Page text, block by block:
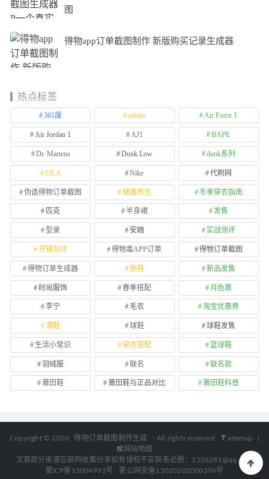
图
得物app订单截图制作 新版购买记录生成器
热点标签
361度 adidas Air Force 1
Air Jordan 1 AJ1 BAPE
Dr. Martens Dunk Low dunk系列
FILA Nike 代刷网
伪造得物订单截图 健康养生 冬季穿衣指南
匹克 半身裙 发售
型录 安踏 实战测评
开箱测评 得物毒APP订单 得物订单截图
得物订单生成器 拖鞋 新品发售
时尚服饰 春季搭配 月色惠
李宁 毛衣 淘宝优惠券
潮鞋 球鞋 球鞋发售
生活小常识 穿衣搭配 篮球鞋
羽绒服 联名 联名款
莆田鞋 莆田鞋与正品对比 莆田鞋科普
Copyright © 2020 得物订单截图制作生成 - All rights reserved sitemap
网站地图
文章部分来源互联网收集分享如有侵权不妥联系必删：1526281@qq.com
蒙ICP备15004993号
蒙公网安备15020202000396号